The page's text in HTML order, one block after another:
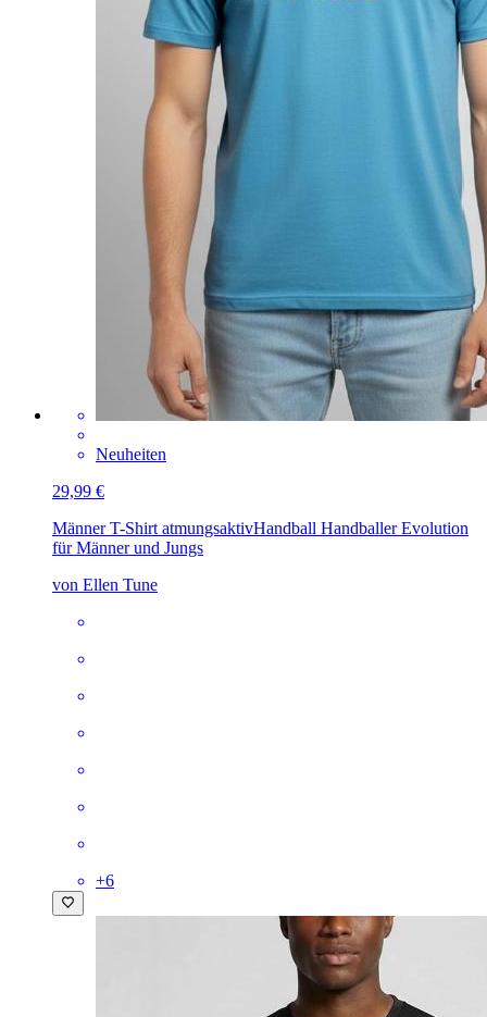
Neuheiten
29,99 €
Männer T-Shirt atmungsaktivHandball Handballer Evolution
für Männer und Jungs
von Ellen Tune
+6